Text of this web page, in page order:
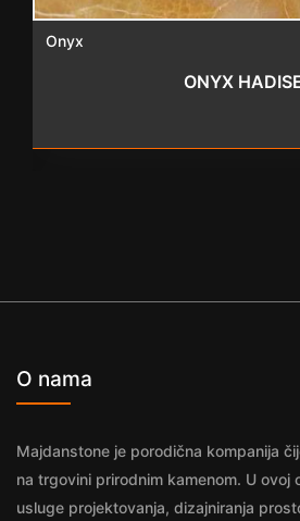
Onyx
ONYX
O nama
Majdanstone je porodična kompanija
na trgovini prirodnim kamenom. U ovoj
usluge projektovanja, dizajniranja